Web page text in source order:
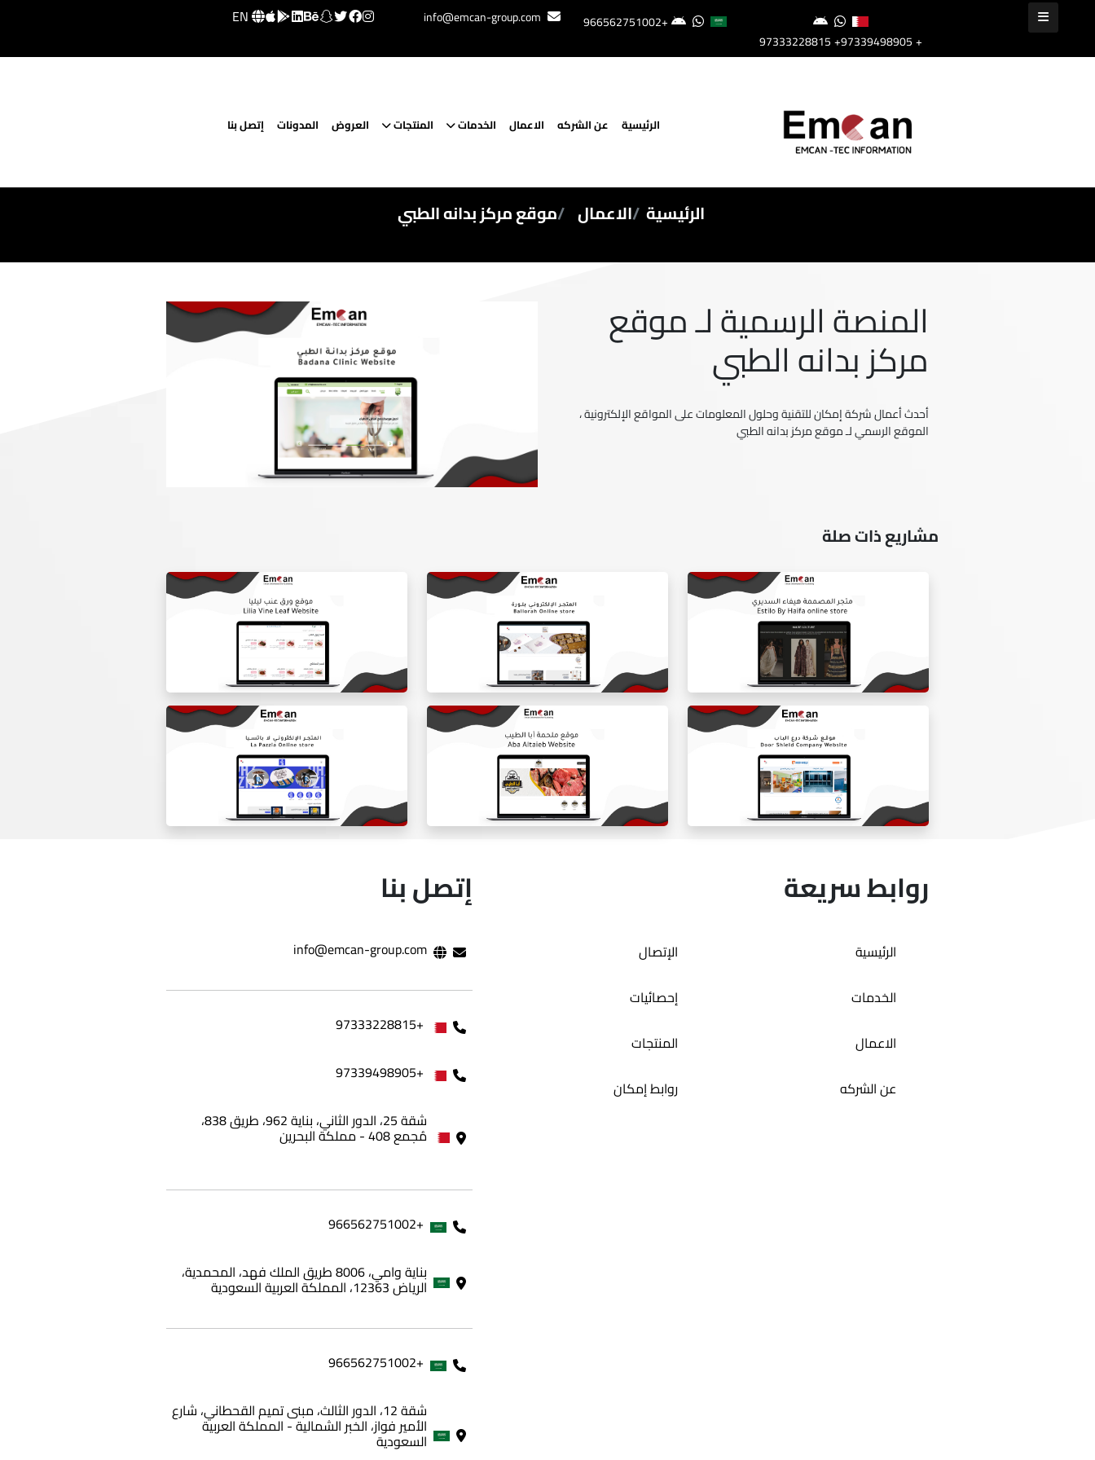
+97333228815
+97339498905
+966562751002
info@emcan-group.com
الرئيسية عن الشركه الاعمال الخدمات المنتجات العروض المدونات إتصل بنا
الرئيسية الاعمال موقع مركز بدانه الطبي
المنصة الرسمية لـ موقع
مركز بدانه الطبي
أحدث أعمال شركة إمكان للتقنية وحلول المعلومات على المواقع الإلكترونية ،
الموقع الرسمي لـ موقع مركز بدانه الطبي
مشاريع ذات صلة
متجر المصممه هيفاء السديري المتجر الالكتروني بلوره موقع ورق عنب ليلي
موقع شركه درع الباب المتجر الاكتروني لا باتسيا
روابط سريعة
الرئيسية
الخدمات
الاعمال
عن الشركه
الإتصال
إحصائيات
المنتجات
روابط إمكان
إتصل بنا
info@emcan-group.com
+97333228815
+97339498905
شقة 25، الدور الثاني، بناية 962، طريق 838،
مُجمع 408 - مملكة البحرين
+966562751002
بناية وامي، 8006 طريق الملك فهد، المحمدية،
الرياض 12363، المملكة العربية السعودية
+966562751002
شقة 12، الدور الثالث، مبنى تميم القحطاني، شارع
الأمير فواز، الخبر الشمالية - المملكة العربية
السعودية